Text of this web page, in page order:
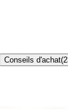
Conseils d'achat(